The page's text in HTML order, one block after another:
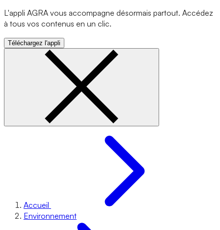
L'appli AGRA vous accompagne désormais partout. Accédez
à tous vos contenus en un clic.
Téléchargez l'appli
Accueil
Environnement